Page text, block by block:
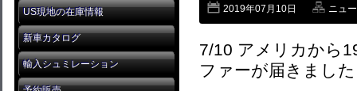
US現地の在庫情報
新車カタログ
輸入シュミレーション
2019年07月10日 ニュ
7/10 アメリカから
ファーが届きまし